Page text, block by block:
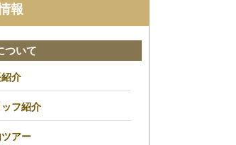
報
ついて
紹介
ッフ紹介
ツアー